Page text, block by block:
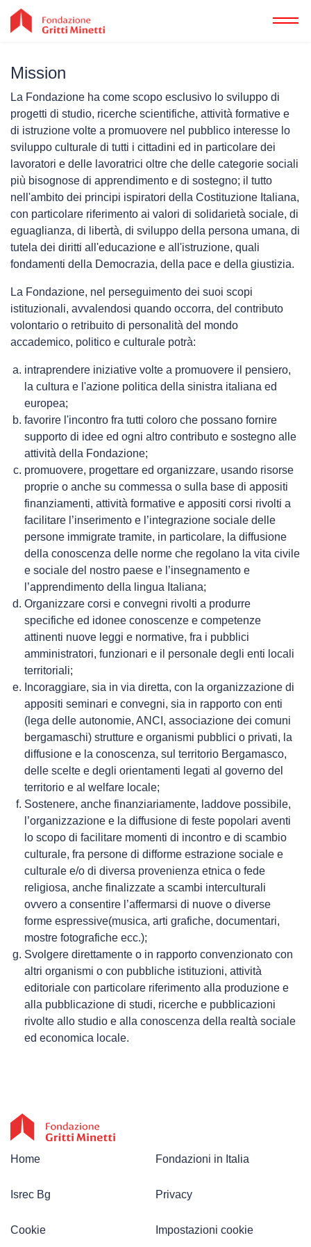
Home
Chi
siamo
Attività
Contatti
Mission
La Fondazione ha come scopo esclusivo lo sviluppo di
progetti di studio, ricerche scientifiche, attività formative e
di istruzione volte a promuovere nel pubblico interesse lo
sviluppo culturale di tutti i cittadini ed in particolare dei
lavoratori e delle lavoratrici oltre che delle categorie sociali
più bisognose di apprendimento e di sostegno; il tutto
nell'ambito dei principi ispiratori della Costituzione Italiana,
con particolare riferimento ai valori di solidarietà sociale, di
eguaglianza, di libertà, di sviluppo della persona umana, di
tutela dei diritti all'educazione e all'istruzione, quali
fondamenti della Democrazia, della pace e della giustizia.
La Fondazione, nel perseguimento dei suoi scopi
istituzionali, avvalendosi quando occorra, del contributo
volontario o retribuito di personalità del mondo
accademico, politico e culturale potrà:
intraprendere iniziative volte a promuovere il pensiero,
la cultura e l'azione politica della sinistra italiana ed
europea;
favorire l'incontro fra tutti coloro che possano fornire
supporto di idee ed ogni altro contributo e sostegno alle
attività della Fondazione;
promuovere, progettare ed organizzare, usando risorse
proprie o anche su commessa o sulla base di appositi
finanziamenti, attività formative e appositi corsi rivolti a
facilitare l’inserimento e l’integrazione sociale delle
persone immigrate tramite, in particolare, la diffusione
della conoscenza delle norme che regolano la vita civile
e sociale del nostro paese e l’insegnamento e
l’apprendimento della lingua Italiana;
Organizzare corsi e convegni rivolti a produrre
specifiche ed idonee conoscenze e competenze
attinenti nuove leggi e normative, fra i pubblici
amministratori, funzionari e il personale degli enti locali
territoriali;
Incoraggiare, sia in via diretta, con la organizzazione di
appositi seminari e convegni, sia in rapporto con enti
(lega delle autonomie, ANCI, associazione dei comuni
bergamaschi) strutture e organismi pubblici o privati, la
diffusione e la conoscenza, sul territorio Bergamasco,
delle scelte e degli orientamenti legati al governo del
territorio e al welfare locale;
Sostenere, anche finanziariamente, laddove possibile,
l’organizzazione e la diffusione di feste popolari aventi
lo scopo di facilitare momenti di incontro e di scambio
culturale, fra persone di difforme estrazione sociale e
culturale e/o di diversa provenienza etnica o fede
religiosa, anche finalizzate a scambi interculturali
ovvero a consentire l’affermarsi di nuove o diverse
forme espressive(musica, arti grafiche, documentari,
mostre fotografiche ecc.);
Svolgere direttamente o in rapporto convenzionato con
altri organismi o con pubbliche istituzioni, attività
editoriale con particolare riferimento alla produzione e
alla pubblicazione di studi, ricerche e pubblicazioni
rivolte allo studio e alla conoscenza della realtà sociale
ed economica locale.
Home Fondazioni in Italia
Isrec Bg Privacy
Cookie Impostazioni cookie